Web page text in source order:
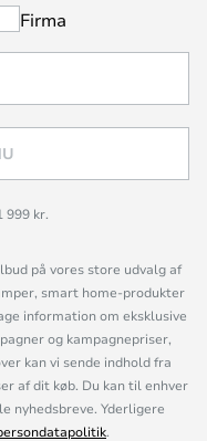
Firma
999 kr.
på vores store udvalg af
smart home-produkter
information om eksklusive
og kampagnepriser,
kan vi sende indhold fra
af dit køb. Du kan til enhver
nyhedsbreve. Yderligere
.